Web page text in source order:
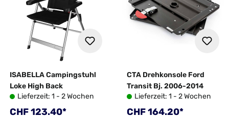
ISABELLA Campingstuhl
Loke High Back
Lieferzeit: 1 - 2 Wochen
Regulärer Preis:
CHF 123.40*
CTA Drehkonsole Ford
Transit Bj. 2006-2014
Lieferzeit: 1 - 2 Wochen
Regulärer Preis:
CHF 164.20*